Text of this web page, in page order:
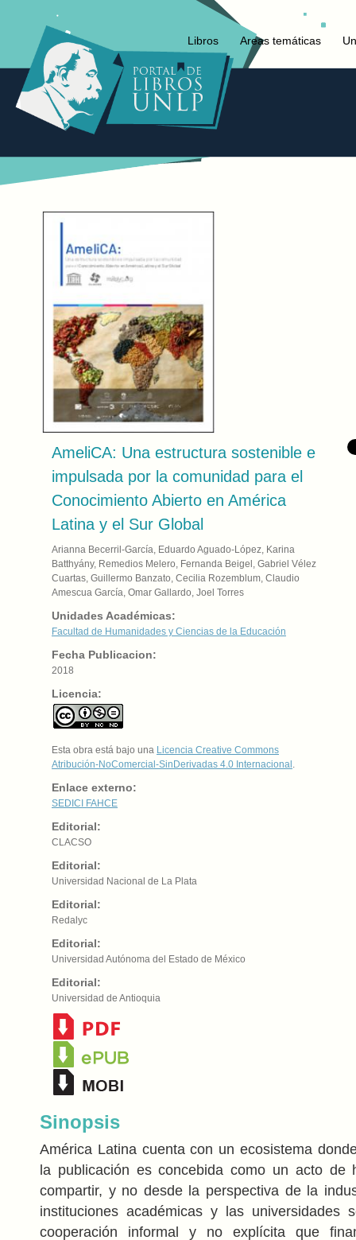
Libros Areas temáticas
AmeliCA: Una estructura sostenible e
impulsada por la comunidad para el
Conocimiento Abierto en América
Latina y el Sur Global
Arianna Becerril-García, Eduardo Aguado-López, Karina
Batthyány, Remedios Melero, Fernanda Beigel, Gabriel Vélez
Cuartas, Guillermo Banzato, Cecilia Rozemblum, Claudio
Amescua García, Omar Gallardo, Joel Torres
Unidades Académicas:
Facultad de Humanidades y Ciencias de la Educación
Fecha Publicacion:
2018
Licencia:
Esta obra está bajo una Licencia Creative Commons
Atribución-NoComercial-SinDerivadas 4.0 Internacional
Enlace externo:
SEDICI FAHCE
Editorial:
CLACSO
Editorial:
Universidad Nacional de La Plata
Editorial:
Redalyc
Editorial:
Universidad Autónoma del Estado de México
Editorial:
Universidad de Antioquia
Sinopsis
América Latina cuenta con un ecosistema
la publicación es concebida como un acto de
compartir, y no desde la perspectiva de la
instituciones académicas y las universidades
cooperación informal y no explícita que